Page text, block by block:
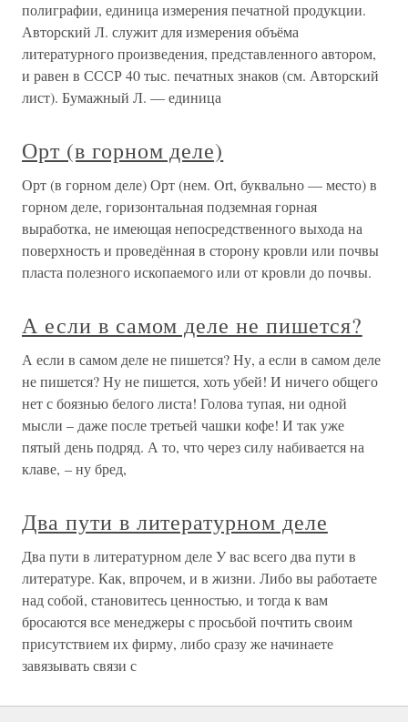
полиграфии, единица измерения печатной продукции.
Авторский Л. служит для измерения объёма
литературного произведения, представленного автором,
и равен в СССР 40 тыс. печатных знаков (см. Авторский
лист). Бумажный Л. — единица
Орт (в горном деле)
Орт (в горном деле) Орт (нем. Ort, буквально — место) в
горном деле, горизонтальная подземная горная
выработка, не имеющая непосредственного выхода на
поверхность и проведённая в сторону кровли или почвы
пласта полезного ископаемого или от кровли до почвы.
А если в самом деле не пишется?
А если в самом деле не пишется? Ну, а если в самом деле
не пишется? Ну не пишется, хоть убей! И ничего общего
нет с боязнью белого листа! Голова тупая, ни одной
мысли – даже после третьей чашки кофе! И так уже
пятый день подряд. А то, что через силу набивается на
клаве, – ну бред,
Два пути в литературном деле
Два пути в литературном деле У вас всего два пути в
литературе. Как, впрочем, и в жизни. Либо вы работаете
над собой, становитесь ценностью, и тогда к вам
бросаются все менеджеры с просьбой почтить своим
присутствием их фирму, либо сразу же начинаете
завязывать связи с